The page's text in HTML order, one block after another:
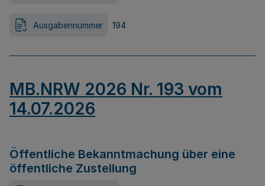
Ausgabennummer 194
MB.NRW 2026 Nr. 193 vom
14.07.2026
Öffentliche Bekanntmachung über eine
öffentliche Zustellung